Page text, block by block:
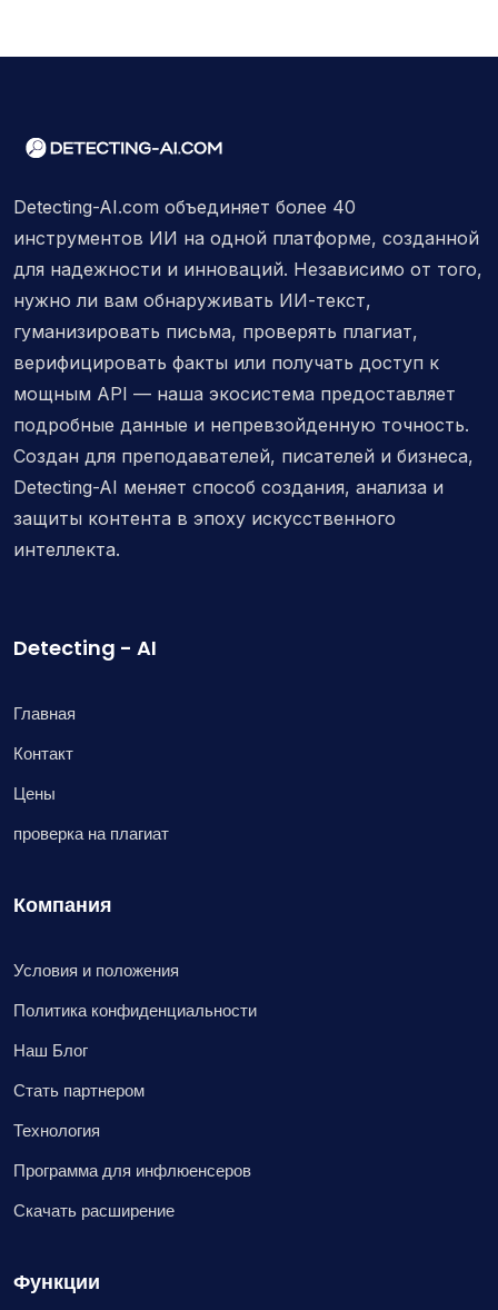
Detecting-AI.com объединяет более 40
инструментов ИИ на одной платформе, созданной
для надежности и инноваций. Независимо от того,
нужно ли вам обнаруживать ИИ-текст,
гуманизировать письма, проверять плагиат,
верифицировать факты или получать доступ к
мощным API — наша экосистема предоставляет
подробные данные и непревзойденную точность.
Создан для преподавателей, писателей и бизнеса,
Detecting-AI меняет способ создания, анализа и
защиты контента в эпоху искусственного
интеллекта.
Detecting - AI
Главная
Контакт
Цены
проверка на плагиат
Компания
Условия и положения
Политика конфиденциальности
Наш Блог
Стать партнером
Технология
Программа для инфлюенсеров
Скачать расширение
Функции